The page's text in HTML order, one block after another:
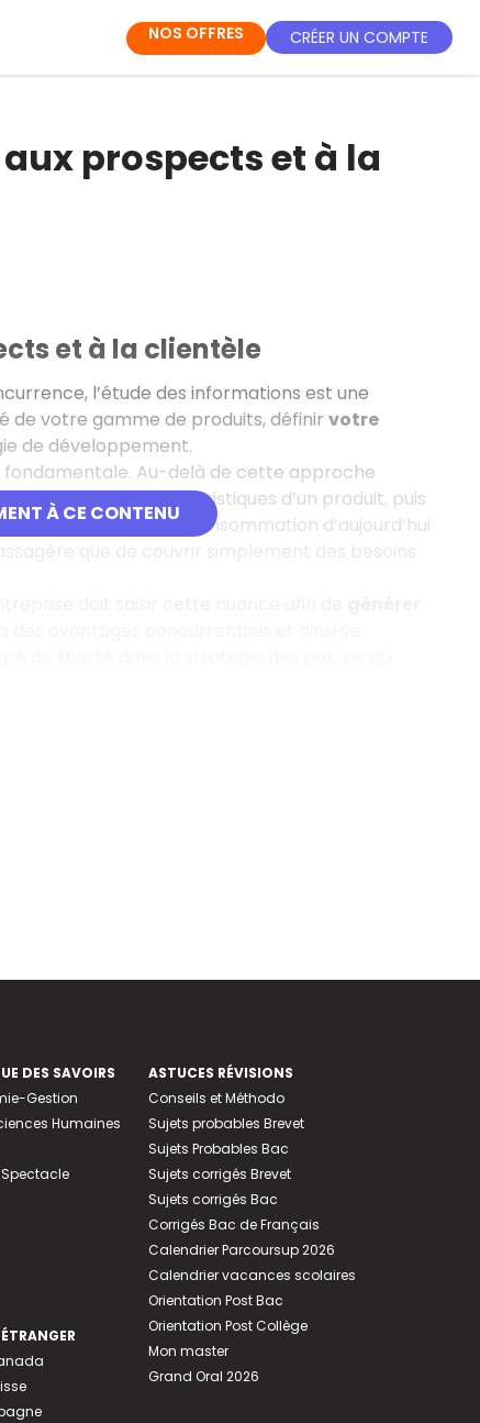
NOS OFFRES CRÉER UN COMPTE
prospects et à la
À CE CONTENU
et à la clientèle
l’étude des informations est une
de votre gamme de produits, définir votre
de développement.
fondamentale. Au-delà de cette approche
relatives aux caractéristiques d’un produit, puis
client. En effet, la consommation d’aujourd’hui
DES SAVOIRS
Gestion
Humaines
ASTUCES RÉVISIONS
Conseils et Méthodo
Sujets probables Brevet
Sujets Probables Bac
Sujets corrigés Brevet
Sujets corrigés Bac
Corrigés Bac de Français
Calendrier Parcoursup 2026
Calendrier vacances scolaires
Orientation Post Bac
Orientation Post Collège
Mon master
Grand Oral 2026